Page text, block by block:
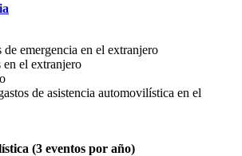
de emergencia en el extranjero
en el extranjero
de asistencia automovilística en el
(3 eventos por año)